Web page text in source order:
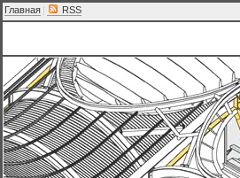
Главная | RSS